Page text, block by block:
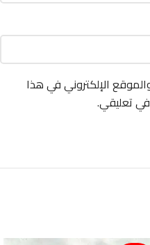
الإلكتروني في هذا
في تعليقي.